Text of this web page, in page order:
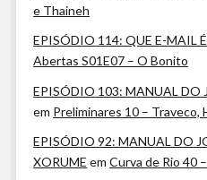
e Thaineh
EPISÓDIO 114: QUE E-MAIL É
Abertas S01E07 – O Bonito
EPISÓDIO 103: MANUAL DO
em Preliminares 10 – Traveco,
EPISÓDIO 92: MANUAL DO
XORUME emCurva de Rio 40